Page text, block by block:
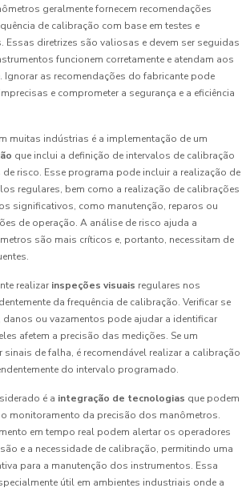
geralmente fornecem recomendações
de calibração com base em testes e
Essas diretrizes são valiosas e devem ser seguidas
funcionem corretamente e atendam aos
Ignorar as recomendações do fabricante pode
e comprometer a segurança e a eficiência
muitas indústrias é a implementação de um
que inclui a definição de intervalos de calibração
risco. Esse programa pode incluir a realização de
regulares, bem como a realização de calibrações
significativos, como manutenção, reparos ou
de operação. A análise de risco ajuda a
são mais críticos e, portanto, necessitam de
realizar inspeções visuais regulares nos
da frequência de calibração. Verificar se
danos ou vazamentos pode ajudar a identificar
afetem a precisão das medições. Se um
sinais de falha, é recomendável realizar a calibração
do intervalo programado.
é a integração de tecnologias que podem
monitoramento da precisão dos manômetros.
em tempo real podem alertar os operadores
e a necessidade de calibração, permitindo uma
para a manutenção dos instrumentos. Essa
útil em ambientes industriais onde a